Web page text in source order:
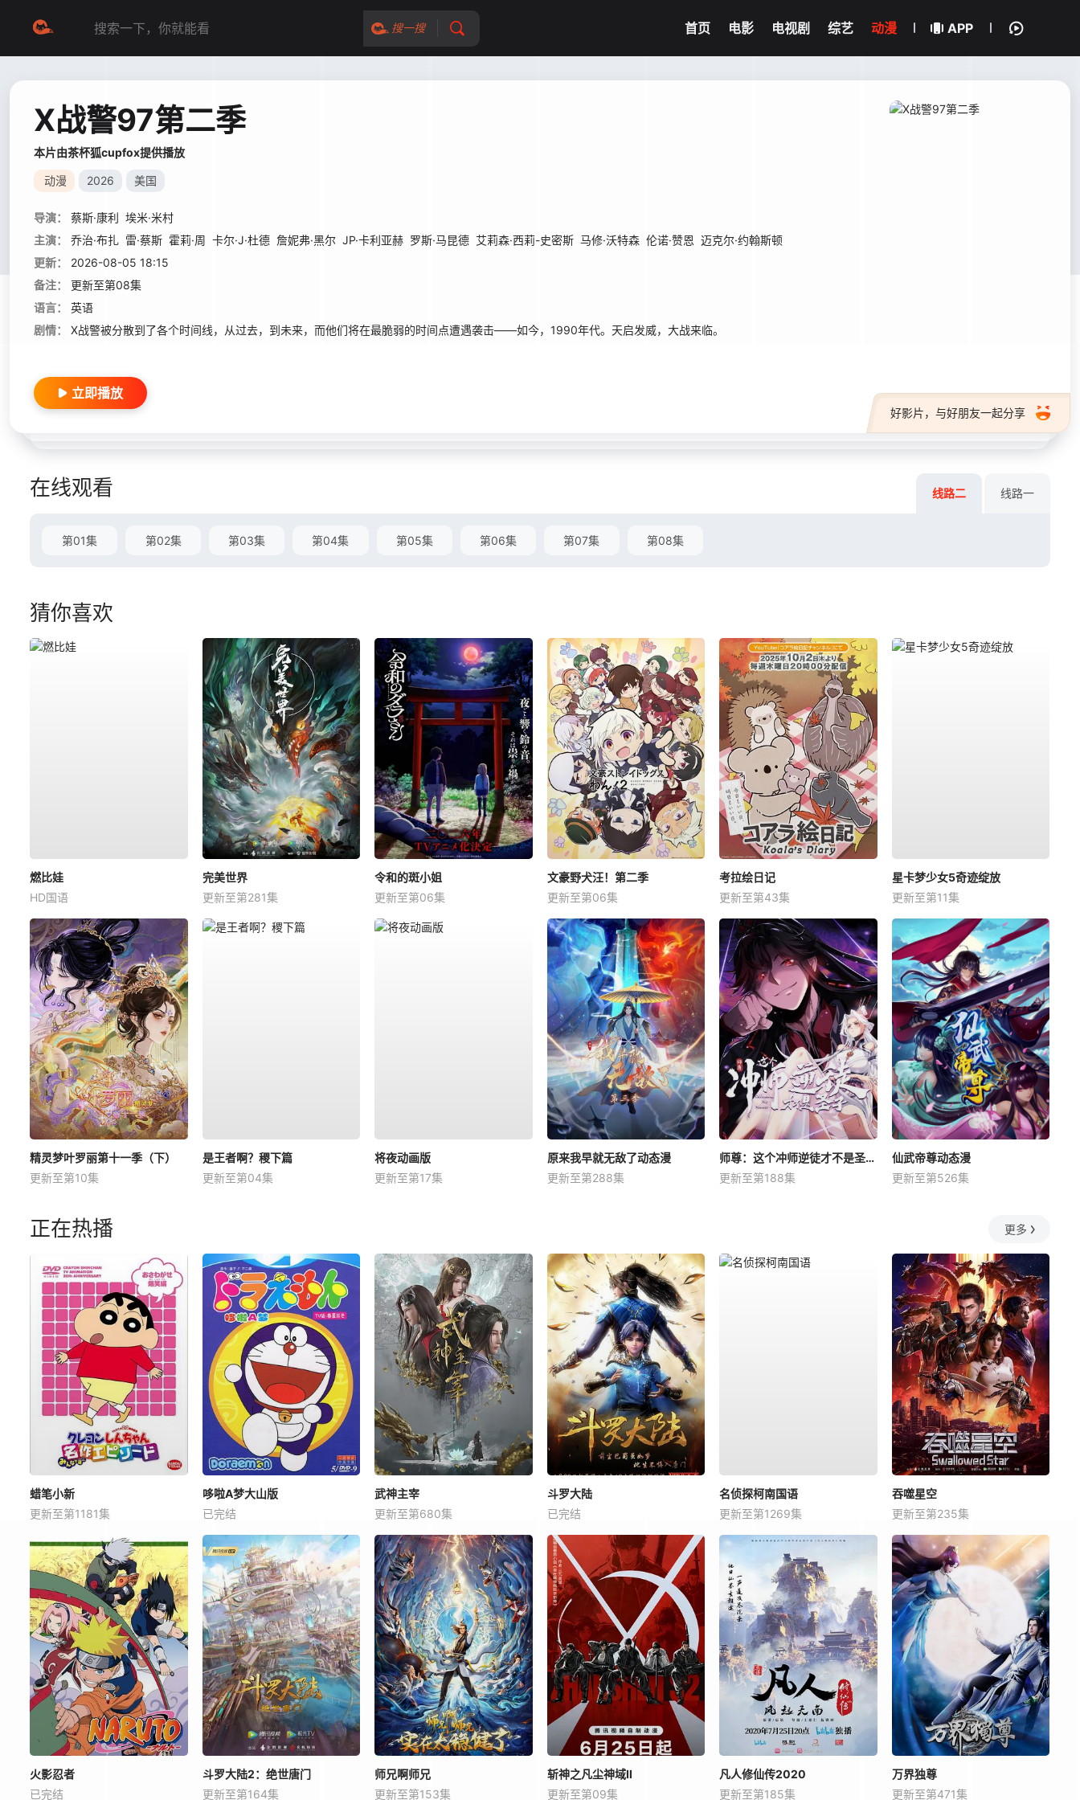
搜一搜 首页 电影 电视剧 综艺 动漫 APP
X战警97第二季
本片由茶杯狐cupfox提供播放
动漫 2026 美国
导演： 蔡斯·康利 埃米·米村
主演：
乔治·布扎 雷·蔡斯 霍莉·周 卡尔·J·杜德 詹妮弗·黑尔 JP·卡利亚赫 罗斯·马昆德 艾莉森·西莉-史密斯 马修·沃特森 伦诺·赞恩 迈克尔·约翰斯顿
更新：
2026-08-05 18:15
备注：
更新至第08集
语言：
英语
剧情：
X战警被分散到了各个时间线，从过去，到未来，而他们将在最脆弱的时间点遭遇袭击——如今，1990年代。天启发威，大战来临。
好影片，与好朋友一起分享
立即播放
在线观看 线路二 线路一
第01集 第02集 第03集 第04集 第05集 第06集 第07集 第08集
猜你喜欢
燃比娃
HD国语
完美世界
更新至第281集
令和的斑小姐
更新至第06集
文豪野犬汪！第二季
更新至第06集
考拉绘日记
更新至第43集
星卡梦少女5奇迹绽放
更新至第11集
精灵梦叶罗丽第十一季（下）
更新至第10集
是王者啊？稷下篇
更新至第04集
将夜动画版
更新至第17集
原来我早就无敌了动态漫
更新至第288集
师尊：这个冲师逆徒才不是圣子动态漫
更新至第188集
仙武帝尊动态漫
更新至第526集
正在热播 更多
蜡笔小新
更新至第1181集
哆啦A梦大山版
已完结
武神主宰
更新至第680集
斗罗大陆
已完结
名侦探柯南国语
更新至第1269集
吞噬星空
更新至第235集
火影忍者
已完结
斗罗大陆2：绝世唐门
更新至第164集
师兄啊师兄
更新至第153集
斩神之凡尘神域Ⅱ
更新至第09集
凡人修仙传2020
更新至第185集
万界独尊
更新至第471集